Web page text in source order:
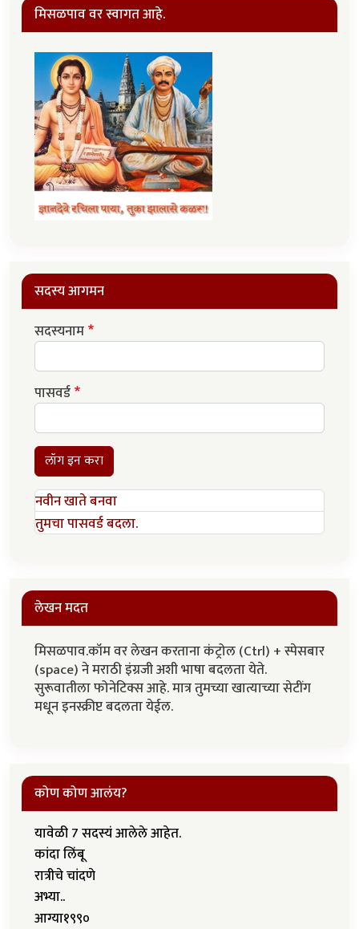
मिसळपाव वर स्वागत आहे.
सदस्य आगमन
सदस्यनाम
पासवर्ड
लॉग इन करा
नवीन खाते बनवा
तुमचा पासवर्ड बदला.
लेखन मदत
मिसळपाव.कॉम वर लेखन करताना कंट्रोल (Ctrl) + स्पेसबार
(space) ने मराठी इंग्रजी अशी भाषा बदलता येते.
सुरूवातीला फोनेटिक्स आहे. मात्र तुमच्या खात्याच्या सेटींग
मधून इनस्क्रीप्ट बदलता येईल.
कोण कोण आलंय?
यावेळी 7 सदस्यं आलेले आहेत.
कांदा लिंबू
रात्रीचे चांदणे
अभ्या..
आग्या१९९०